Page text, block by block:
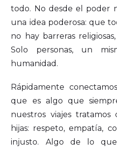
todo. No desde el poder
una idea poderosa: que
no hay barreras
Solo personas, un
humanidad.
Rápidamente
que es algo que
nuestros viajes
hijas: respeto, empatía,
injusto. Algo de lo